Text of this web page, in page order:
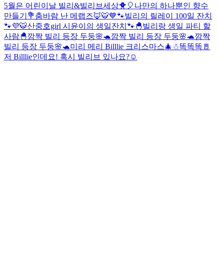
5월은 어린이날 빌리&빌리브세상🐥🎈 나만의 하나뿐인 향수
만들기💐 춤바람 난 메랩즈🦊🐯💙🐾빌리의 릴레이 100일 잔치
🐾💜🐯산중호girl 시윤이의 생일잔치🐾 🐣빌리랑 생일 파티 할
사람🐣깜짝 빌리 등장 두둥🌸🐢깜짝 빌리 등장 두둥🌸🐢깜짝
빌리 등장 두둥🌸🐢미리 메리 Billlie 크리스마스🎄☃똑똑똑🚪
저 Billlie인데요! 혹시 빌리브 있나요?☺️